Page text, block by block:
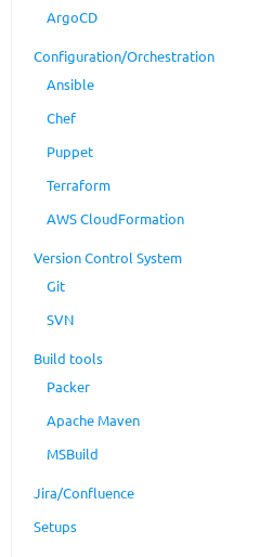
ArgoCD
Configuration/Orchestration
Ansible
Chef
Puppet
Terraform
AWS CloudFormation
Version Control System
Git
SVN
Build tools
Packer
Apache Maven
MSBuild
Jira/Confluence
Setups